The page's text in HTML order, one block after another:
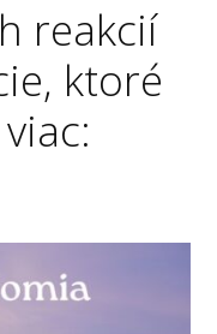
reakcií
ktoré